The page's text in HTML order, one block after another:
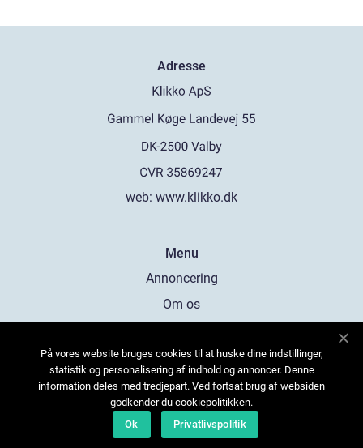
Adresse
web: www.klikko.dk
Menu
Annoncering
Om os
Kontakt os
Sitemap
På vores website bruges cookies til at huske dine indstillinger,
statistik og personalisering af indhold og annoncer. Denne
information deles med tredjepart. Ved fortsat brug af websiden
godkender du cookiepolitikken.
Ok
Privatlivspolitik